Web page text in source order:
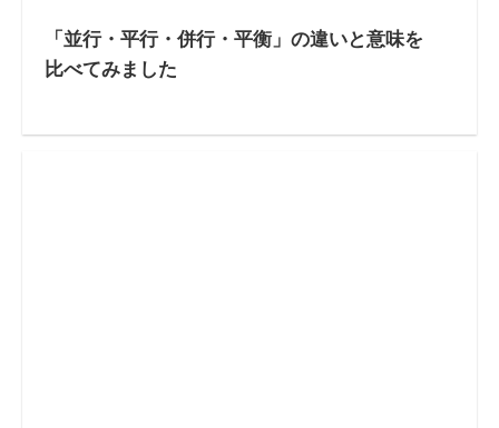
「並行・平行・併行・平衡」の違いと意味を
比べてみました